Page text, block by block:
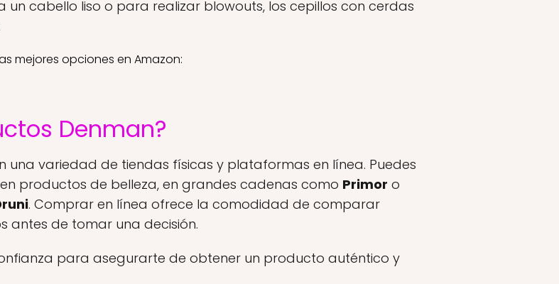
un cabello liso o para realizar blowouts, los cepillos con cerdas
mejores opciones en Amazon:
Denman?
una variedad de tiendas físicas y plataformas en línea. Puedes
productos de belleza, en grandes cadenas como Primor o
. Comprar en línea ofrece la comodidad de comparar
antes de tomar una decisión.
para asegurarte de obtener un producto auténtico y